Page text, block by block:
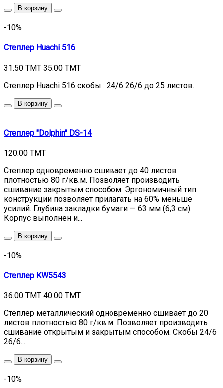
В корзину
-10%
Степлер Huachi 516
31.50 TMT 35.00 TMT
Степлер Huachi 516 скобы : 24/6 26/6 до 25 листов.
В корзину
Степлер "Dolphin" DS-14
120.00 TMT
Степлер одновременно сшивает до 40 листов
плотностью 80 г/кв.м. Позволяет производить
сшивание закрытым способом. Эргономичный тип
конструкции позволяет прилагать на 60% меньше
усилий. Глубина закладки бумаги — 63 мм (6,3 см).
Корпус выполнен и...
В корзину
-10%
Степлер KW5543
36.00 TMT 40.00 TMT
Степлер металлический одновременно сшивает до 20
листов плотностью 80 г/кв.м. Позволяет производить
сшивание открытым и закрытым способом. Cкобы 24/6
26/6...
В корзину
-10%